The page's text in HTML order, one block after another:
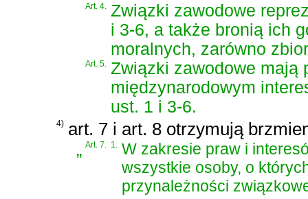
Art. 4.
Związki zawodowe
i 3-6, a także bronią ich
moralnych, zarówno
Art. 5.
Związki zawodowe mają
międzynarodowym
ust. 1 i 3-6.
4) art. 7 i art. 8 otrzymują
„Art. 7. 1. W zakresie praw i
wszystkie osoby, o
przynależności